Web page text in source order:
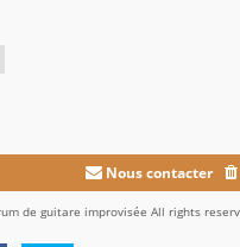
Nous contacter
de guitare improvisée All rights